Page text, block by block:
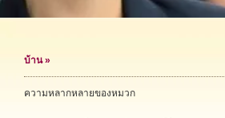
บ้าน»
ความหลากหลายของหมวก